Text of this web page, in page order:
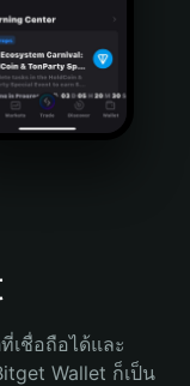
เชื่อถือได้และ
Wallet ก็เป็น